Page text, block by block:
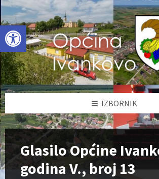
Open toolbar
Skip
to
content
Skip
to
left
sidebar
Skip
to
footer
IZBORNIK
Glasilo Općine
godina V., broj 13